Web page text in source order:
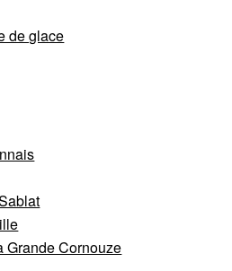
de glace
Grande Cornouze